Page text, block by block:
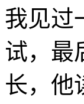
我见过
试，最
长，他